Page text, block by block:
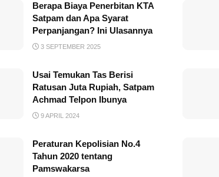
Berapa Biaya Penerbitan KTA
Satpam dan Apa Syarat
Perpanjangan? Ini Ulasannya
3 SEPTEMBER 2025
Usai Temukan Tas Berisi
Ratusan Juta Rupiah, Satpam
Achmad Telpon Ibunya
9 APRIL 2024
Peraturan Kepolisian No.4
Tahun 2020 tentang
Pamswakarsa